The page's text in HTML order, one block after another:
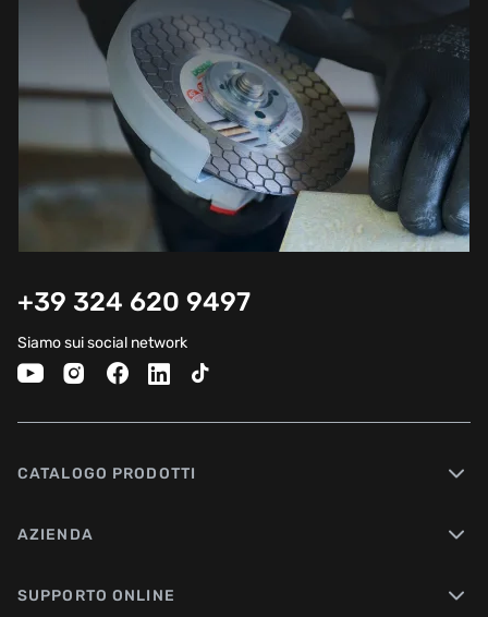
+39 324 620 9497
Siamo sui social network
CATALOGO PRODOTTI
AZIENDA
SUPPORTO ONLINE